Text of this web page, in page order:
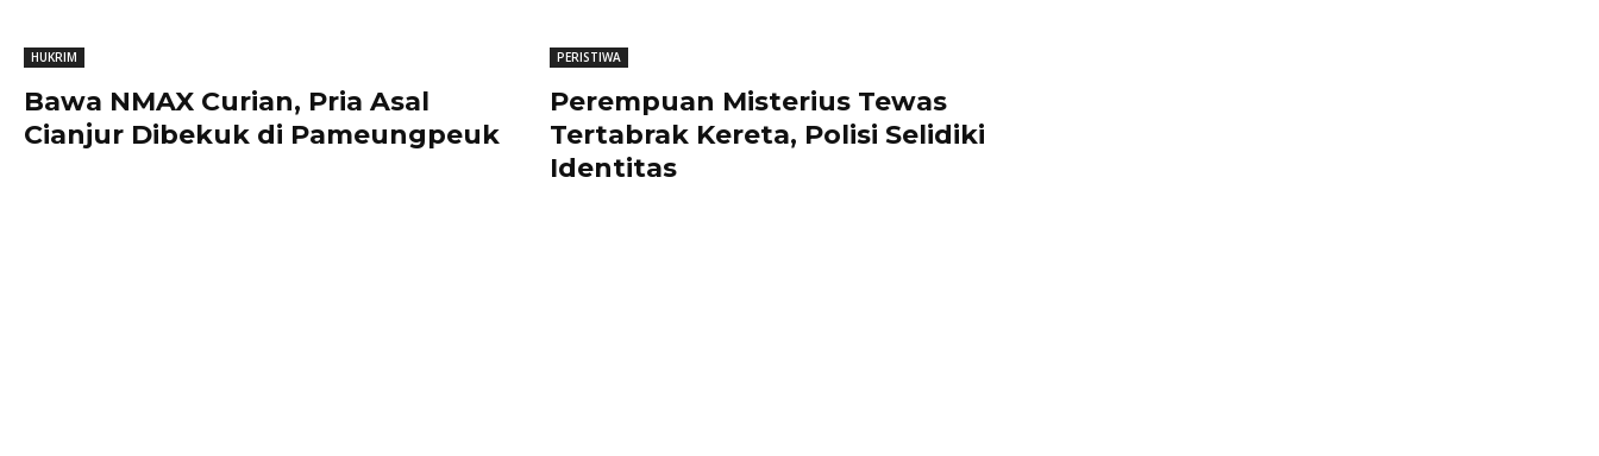
HUKRIM
Bawa NMAX Curian, Pria Asal
Cianjur Dibekuk di Pameungpeuk
PERISTIWA
Perempuan Misterius Tewas
Tertabrak Kereta, Polisi Selidiki
Identitas